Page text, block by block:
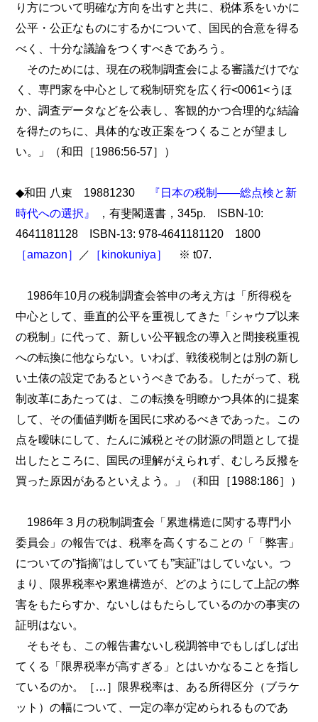
り方について明確な方向を出すと共に、税体系をいかに
公平・公正なものにするかについて、国民的合意を得る
べく、十分な議論をつくすべきであろう。
そのためには、現在の税制調査会による審議だけでな
く、専門家を中心として税制研究を広く行<0061<うほ
か、調査データなどを公表し、客観的かつ合理的な結論
を得たのちに、具体的な改正案をつくることが望まし
い。」（和田［1986:56-57］）
◆和田 八束 19881230
『日本の税制――総点検と新
時代への選択』
，有斐閣選書，345p. ISBN-10:
4641181128 ISBN-13: 978-4641181120 1800
［amazon］
／ ［kinokuniya］ ※ t07.
1986年10月の税制調査会答申の考え方は「所得税を
中心として、垂直的公平を重視してきた「シャウプ以来
の税制」に代って、新しい公平観念の導入と間接税重視
への転換に他ならない。いわば、戦後税制とは別の新し
い土俵の設定であるというべきである。したがって、税
制改革にあたっては、この転換を明瞭かつ具体的に提案
して、その価値判断を国民に求めるべきであった。この
点を曖昧にして、たんに減税とその財源の問題として提
出したところに、国民の理解がえられず、むしろ反撥を
買った原因があるといえよう。」（和田［1988:186］）
1986年３月の税制調査会「累進構造に関する専門小
委員会」の報告では、税率を高くすることの「「弊害」
についての”指摘”はしていても”実証”はしていない。つ
まり、限界税率や累進構造が、どのようにして上記の弊
害をもたらすか、ないしはもたらしているのかの事実の
証明はない。
そもそも、この報告書ないし税調答申でもしばしば出
てくる「限界税率が高すぎる」とはいかなることを指し
ているのか。［…］限界税率は、ある所得区分（ブラケ
ット）の幅について、一定の率が定められるものであ